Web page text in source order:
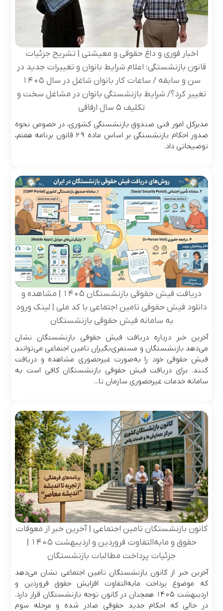
اخبار فوری و داغ حقوقی و معیشتی | تشریح جزئیات
قانون بازنشستگی؛ اعلام شرایط بانوان و تغییرات جدید در
سن و سابقه / ساعات کار بانوان شاغل در سال ۱۴۰۵
تغییر کرد؟/ شرایط بازنشستگی بانوان در مشاغل سخت و
تکلیف ۵ سال ارفاقی
مدیرکل امور فنی صندوق بازنشستگی کشوری، در خصوص نحوه
صدور احکام بازنشستگی بر اساس ماده ۲۹ قانون برنامه هفتم،
توضیحاتی داد.
دریافت فیش حقوقی بازنشستگان ۱۴۰۵ | مشاهده و
دانلود فیش حقوقی تامین اجتماعی با کد ملی | لینک ورود
به سامانه فیش حقوقی بازنشستگان
آخرین خبر درباره دریافت فیش حقوقی بازنشستگان نشان
می‌دهد بازنشستگان و مستمری‌بگیران تامین اجتماعی می‌توانند
فیش حقوقی خود را به‌صورت غیرحضوری مشاهده و دریافت
کنند. برای دریافت فیش حقوقی بازنشستگان کافی است به
سامانه خدمات غیرحضوری سازمان تا...
کانون بازنشستگان تامین اجتماعی | آخرین خبر از معوقات
جزئیات پرداخت مطالبات بازنشستگان
آخرین خبر از کانون بازنشستگان تامین اجتماعی نشان می‌دهد
که موضوع پرداخت مابه‌التفاوت افزایش حقوق فروردین و
اردیبهشت ۱۴۰۵ همچنان در کانون توجه بازنشستگان قرار دارد.
در حالی که احکام جدید حقوقی صادر شده و مرحله سوم